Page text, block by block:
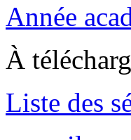
Année
À
Liste des